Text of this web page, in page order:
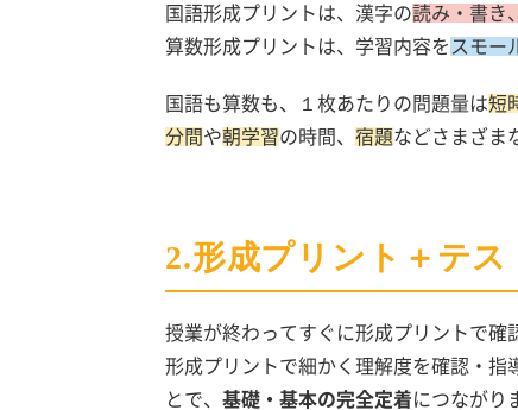
国語形成プリントは、漢字の読み・書き
算数形成プリントは、学習内容を スモー
国語も算数も、１枚あたりの問題量は短
分間や朝学習の時間、 宿題などさまざま
2.形成プリント＋テス
授業が終わってすぐに形成プリントで
形成プリントで細かく理解度を確認・指
とで、 基礎・基本の完全定着につながり